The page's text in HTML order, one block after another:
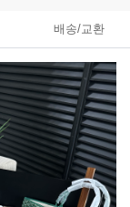
배송/교환